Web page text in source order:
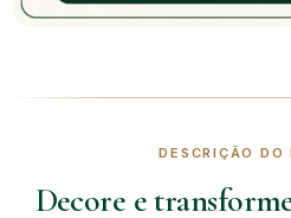
DESCRIÇÃO DO
Decore e